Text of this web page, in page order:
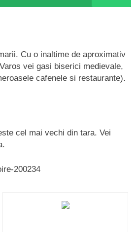
Cu o inaltime de aproximativ
vei gasi biserici medievale,
cafenele si restaurante).
cel mai vechi din tara. Vei
200234